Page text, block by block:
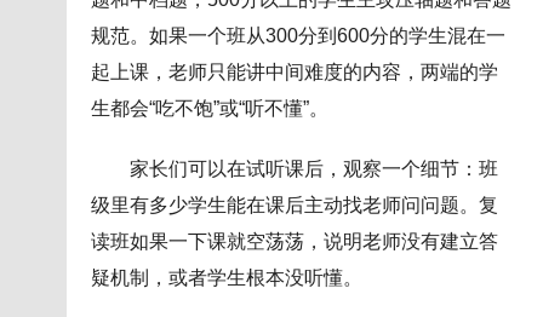
规范。如果一个班从300分到600分的学生混在一
起上课，老师只能讲中间难度的内容，两端的学
生都会“吃不饱”或“听不懂”。
家长们可以在试听课后，观察一个细节：班
级里有多少学生能在课后主动找老师问问题。复
读班如果一下课就空荡荡，说明老师没有建立答
疑机制，或者学生根本没听懂。